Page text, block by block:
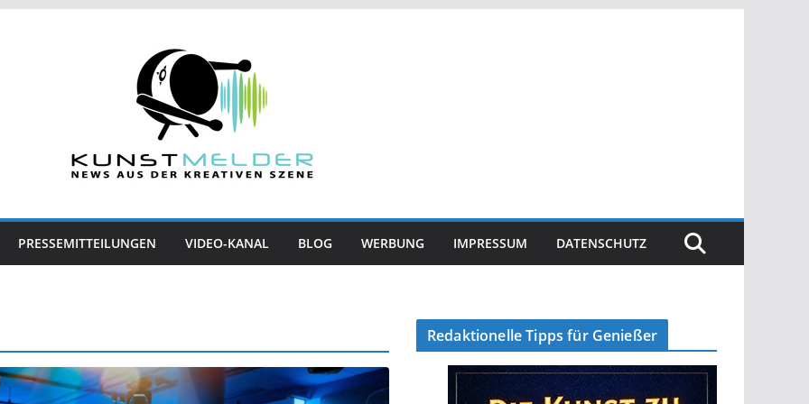
PRESSEMITTEILUNGEN VIDEO-KANAL BLOG WERBUNG IMPRESSUM DATENSCHUTZ
Redaktionelle Tipps für Genießer